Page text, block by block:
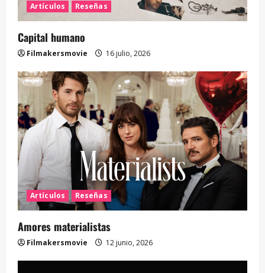
Artículos Reseñas
Capital humano
Filmakersmovie 16 julio, 2026
Artículos Reseñas
Amores materialistas
Filmakersmovie 12 junio, 2026